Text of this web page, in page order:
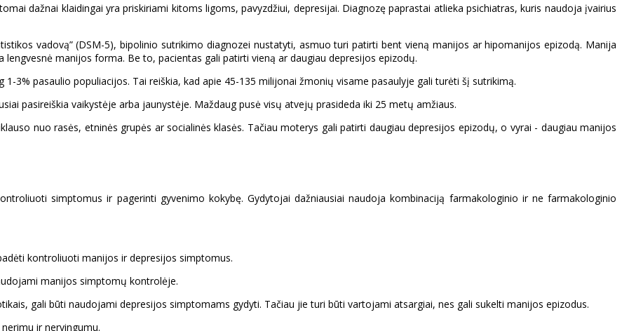
dažnai klaidingai yra priskiriami kitoms ligoms, pavyzdžiui, depresijai. Diagnozę paprastai atlieka psichiatras, kuris naudoja įvairius
vadovą” (DSM-5), bipolinio sutrikimo diagnozei nustatyti, asmuo turi patirti bent vieną manijos ar hipomanijos epizodą. Manija
manijos forma. Be to, pacientas gali patirti vieną ar daugiau depresijos epizodų.
3% pasaulio populiacijos. Tai reiškia, kad apie 45-135 milijonai žmonių visame pasaulyje gali turėti šį sutrikimą.
pasireiškia vaikystėje arba jaunystėje. Maždaug pusė visų atvejų prasideda iki 25 metų amžiaus.
nuo rasės, etninės grupės ar socialinės klasės. Tačiau moterys gali patirti daugiau depresijos epizodų, o vyrai - daugiau manijos
simptomus ir pagerinti gyvenimo kokybę. Gydytojai dažniausiai naudoja kombinaciją farmakologinio ir ne farmakologinio
kontroliuoti manijos ir depresijos simptomus.
manijos simptomų kontrolėje.
gali būti naudojami depresijos simptomams gydyti. Tačiau jie turi būti vartojami atsargiai, nes gali sukelti manijos epizodus.
ir nervingumu.